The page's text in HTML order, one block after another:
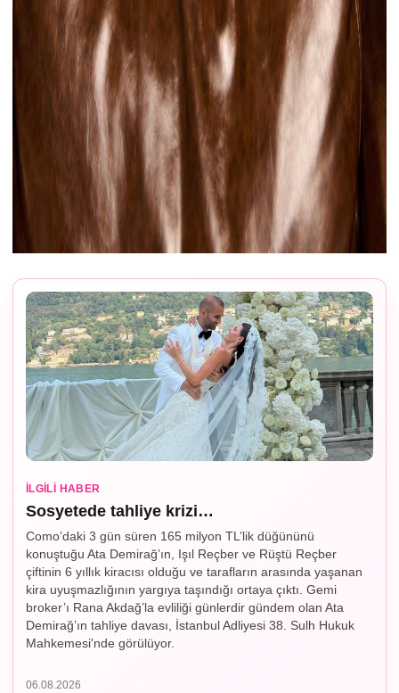
İLGILI HABER
Sosyetede tahliye krizi…
Como’daki 3 gün süren 165 milyon TL’lik düğününü
konuştuğu Ata Demirağ’ın, Işıl Reçber ve Rüştü Reçber
çiftinin 6 yıllık kiracısı olduğu ve tarafların arasında yaşanan
kira uyuşmazlığının yargıya taşındığı ortaya çıktı. Gemi
broker’ı Rana Akdağ’la evliliği günlerdir gündem olan Ata
Demirağ’ın tahliye davası, İstanbul Adliyesi 38. Sulh Hukuk
Mahkemesi'nde görülüyor.
06.08.2026